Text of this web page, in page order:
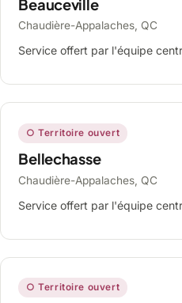
Beauceville
Chaudière-Appalaches, QC
Service offert par l'équipe
○ Territoire ouvert
Bellechasse
Chaudière-Appalaches, QC
Service offert par l'équipe
○ Territoire ouvert